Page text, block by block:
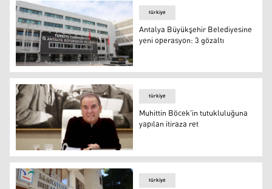
Antalya Büyükşehir Belediyesine yeni operasyon: 3
türkiye
Antalya Büyükşehir Belediyesine
yeni operasyon: 3 gözaltı
Muhittin Böcek'in tutukluluğuna yapılan itiraza ret
türkiye
Muhittin Böcek'in tutukluluğuna
yapılan itiraza ret
türkiye